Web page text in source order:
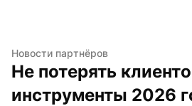
Новости партнёров
Не потерять
инструменты 2026